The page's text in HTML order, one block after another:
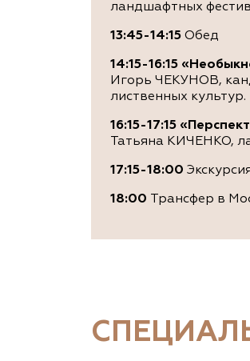
ландшафтных
13:45-14:15 Обед
14:15-16:15
Игорь ЧЕКУНОВ,
лиственных культур.
16:15-17:15
Татьяна КИЧЕНКО,
17:15-18:00
18:00 Трансфер в